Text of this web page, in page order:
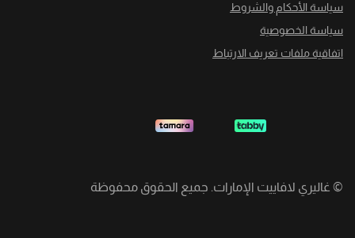
سياسة الأحكام والشروط
سياسة الخصوصية
اتفاقية ملفات تعريف الارتباط
© غاليري لافاييت الإمارات. جميع الحقوق محفوظة